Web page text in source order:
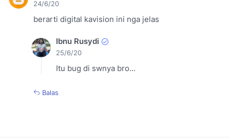
24/6/20
berarti digital kavision ini nga jelas
Ibnu Rusydi
25/6/20
Itu bug di swnya bro...
Balas